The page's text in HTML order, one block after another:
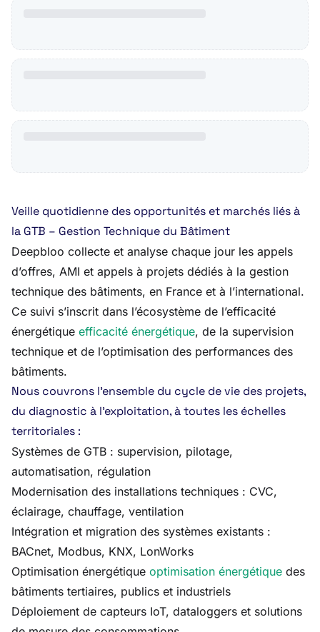
Veille quotidienne des opportunités et marchés liés à
la GTB – Gestion Technique du Bâtiment
Deepbloo collecte et analyse chaque jour les appels
d’offres, AMI et appels à projets dédiés à la gestion
technique des bâtiments, en France et à l’international.
Ce suivi s’inscrit dans l’écosystème de l’efficacité
énergétique efficacité énergétique, de la supervision
technique et de l’optimisation des performances des
bâtiments.
Nous couvrons l’ensemble du cycle de vie des projets,
du diagnostic à l’exploitation, à toutes les échelles
territoriales :
Systèmes de GTB : supervision, pilotage,
automatisation, régulation
Modernisation des installations techniques : CVC,
éclairage, chauffage, ventilation
Intégration et migration des systèmes existants :
BACnet, Modbus, KNX, LonWorks
Optimisation énergétique optimisation énergétique des
bâtiments tertiaires, publics et industriels
Déploiement de capteurs IoT, dataloggers et solutions